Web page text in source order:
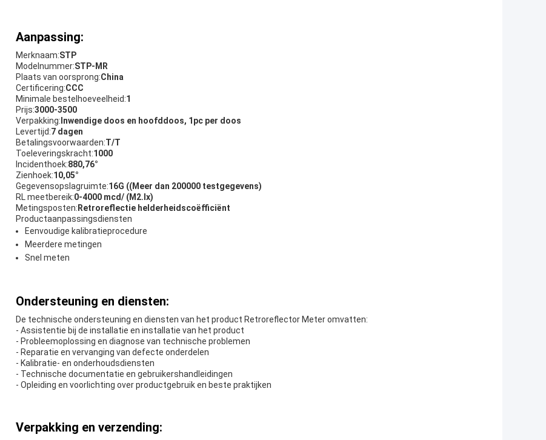
Aanpassing:
Merknaam:STP
Modelnummer:STP-MR
Plaats van oorsprong:China
Certificering:CCC
Minimale bestelhoeveelheid:1
Prijs:3000-3500
Verpakking: Inwendige doos en hoofddoos, 1pc per doos
Levertijd:7 dagen
Betalingsvoorwaarden:T/T
Toeleveringskracht:1000
Incidenthoek:880,76°
Zienhoek:10,05°
Gegevensopslagruimte:16G ((Meer dan 200000 testgegevens)
RL meetbereik:0-4000 mcd/ (M2.lx)
Metingsposten: Retroreflectie helderheidscoëfficiënt
Productaanpassingsdiensten
Eenvoudige kalibratieprocedure
Meerdere metingen
Snel meten
Ondersteuning en diensten:
De technische ondersteuning en diensten van het product Retroreflector Meter omvatten:
- Assistentie bij de installatie en installatie van het product
- Probleemoplossing en diagnose van technische problemen
- Reparatie en vervanging van defecte onderdelen
- Kalibratie- en onderhoudsdiensten
- Technische documentatie en gebruikershandleidingen
- Opleiding en voorlichting over productgebruik en beste praktijken
Verpakking en verzending: